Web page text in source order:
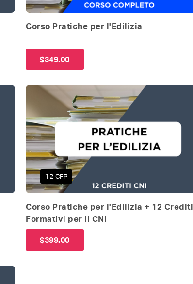
Corso Pratiche per l'Edilizia
$349.00
12 CFP
Corso Pratiche per l'Edilizia + 12 Crediti
Formativi per il CNI
$399.00